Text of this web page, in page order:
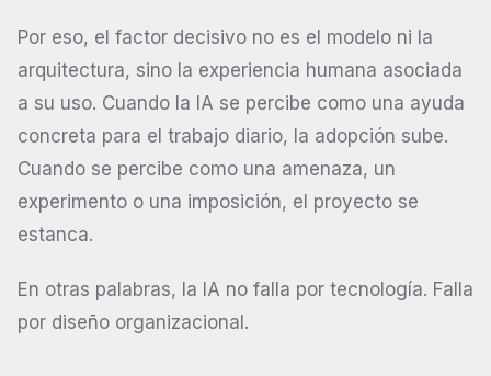
Por eso, el factor decisivo no es el modelo ni la
arquitectura, sino la experiencia humana asociada
a su uso. Cuando la IA se percibe como una ayuda
concreta para el trabajo diario, la adopción sube.
Cuando se percibe como una amenaza, un
experimento o una imposición, el proyecto se
estanca.
En otras palabras, la IA no falla por tecnología. Falla
por diseño organizacional.